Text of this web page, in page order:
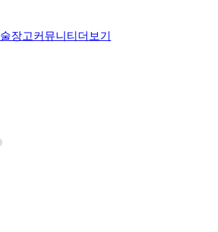
술장고커뮤니티더보기